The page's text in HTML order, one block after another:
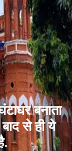
बनाता
से ही ये